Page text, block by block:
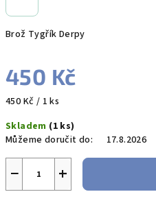
Brož Tygřík Derpy
450 Kč
Měrná
450 Kč / 1 ks
Skladem (1 ks)
Můžeme doručit do:
17.8.2026
+
−